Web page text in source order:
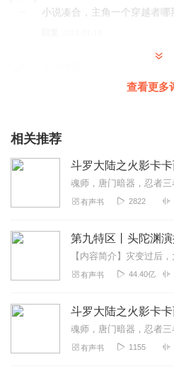
小说凑合，主角一个穿越者哪
非常NB，我个人很喜欢剧情
鸡你没上大学时
非常好，剧情生动，反正就是
老八和六舅
很温暖，很好听，人物描写十
樱花_揽月
写的很好，不改变原著太多
查看更多
相关推荐
斗罗大陆之火影卡
有声书 2822
有声书 44.40亿
斗罗大陆之火影卡
有声书 1155